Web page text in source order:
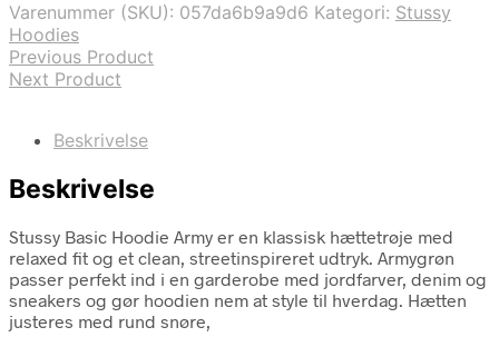
Varenummer (SKU): 057da6b9a9d6 Kategori: Stussy
Hoodies
Previous Product
Next Product
Beskrivelse
Beskrivelse
Stussy Basic Hoodie Army er en klassisk hættetrøje med
relaxed fit og et clean, streetinspireret udtryk. Armygrøn
passer perfekt ind i en garderobe med jordfarver, denim og
sneakers og gør hoodien nem at style til hverdag. Hætten
justeres med rund snøre,